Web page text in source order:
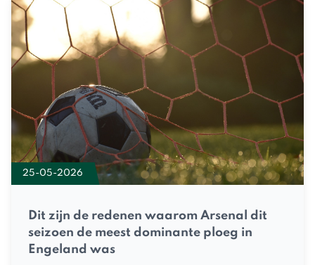
25-05-2026
Dit zijn de redenen waarom Arsenal dit
seizoen de meest dominante ploeg in
Engeland was